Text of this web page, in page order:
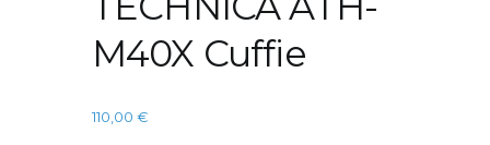
M40X Cuffie
110,00 €